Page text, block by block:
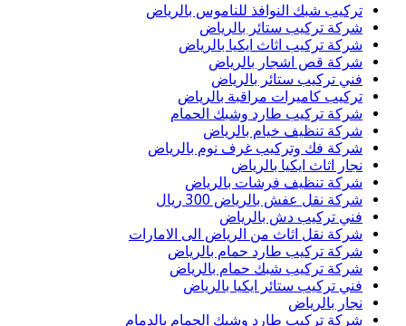
تركيب شبك النوافذ للناموس بالرياض
شركة تركيب ستائر بالرياض
شركة تركيب اثاث ايكيا بالرياض
شركة قص اشجار بالرياض
فني تركيب ستائر بالرياض
تركيب كاميرات مراقبة بالرياض
شركة تركيب طارد وشبك الحمام
شركة تنظيف خيام بالرياض
شركة فك وتركيب غرف نوم بالرياض
نجار اثاث ايكيا بالرياض
شركة تنظيف فرشات بالرياض
شركة نقل عفش بالرياض 300 ريال
فني تركيب دش بالرياض
شركة نقل اثاث من الرياض الى الامارات
شركة تركيب طارد حمام بالرياض
شركة تركيب شبك حمام بالرياض
فني تركيب ستائر ايكيا بالرياض
نجار بالرياض
شركة تركيب طارد وشبك الحمام بالدمام